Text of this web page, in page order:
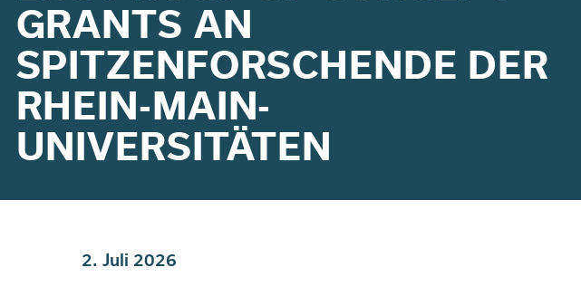
GRANTS AN
SPITZENFORSCHENDE DER
RHEIN-MAIN-
UNIVERSITÄTEN
2. Juli 2026